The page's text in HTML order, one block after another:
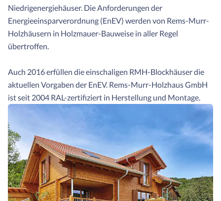
Niedrigenergiehäuser. Die Anforderungen der
Energieeinsparverordnung (EnEV) werden von Rems-Murr-
Holzhäusern in Holzmauer-Bauweise in aller Regel
übertroffen.
Auch 2016 erfüllen die einschaligen RMH-Blockhäuser die
aktuellen Vorgaben der EnEV. Rems-Murr-Holzhaus GmbH
ist seit 2004 RAL-zertifiziert in Herstellung und Montage.